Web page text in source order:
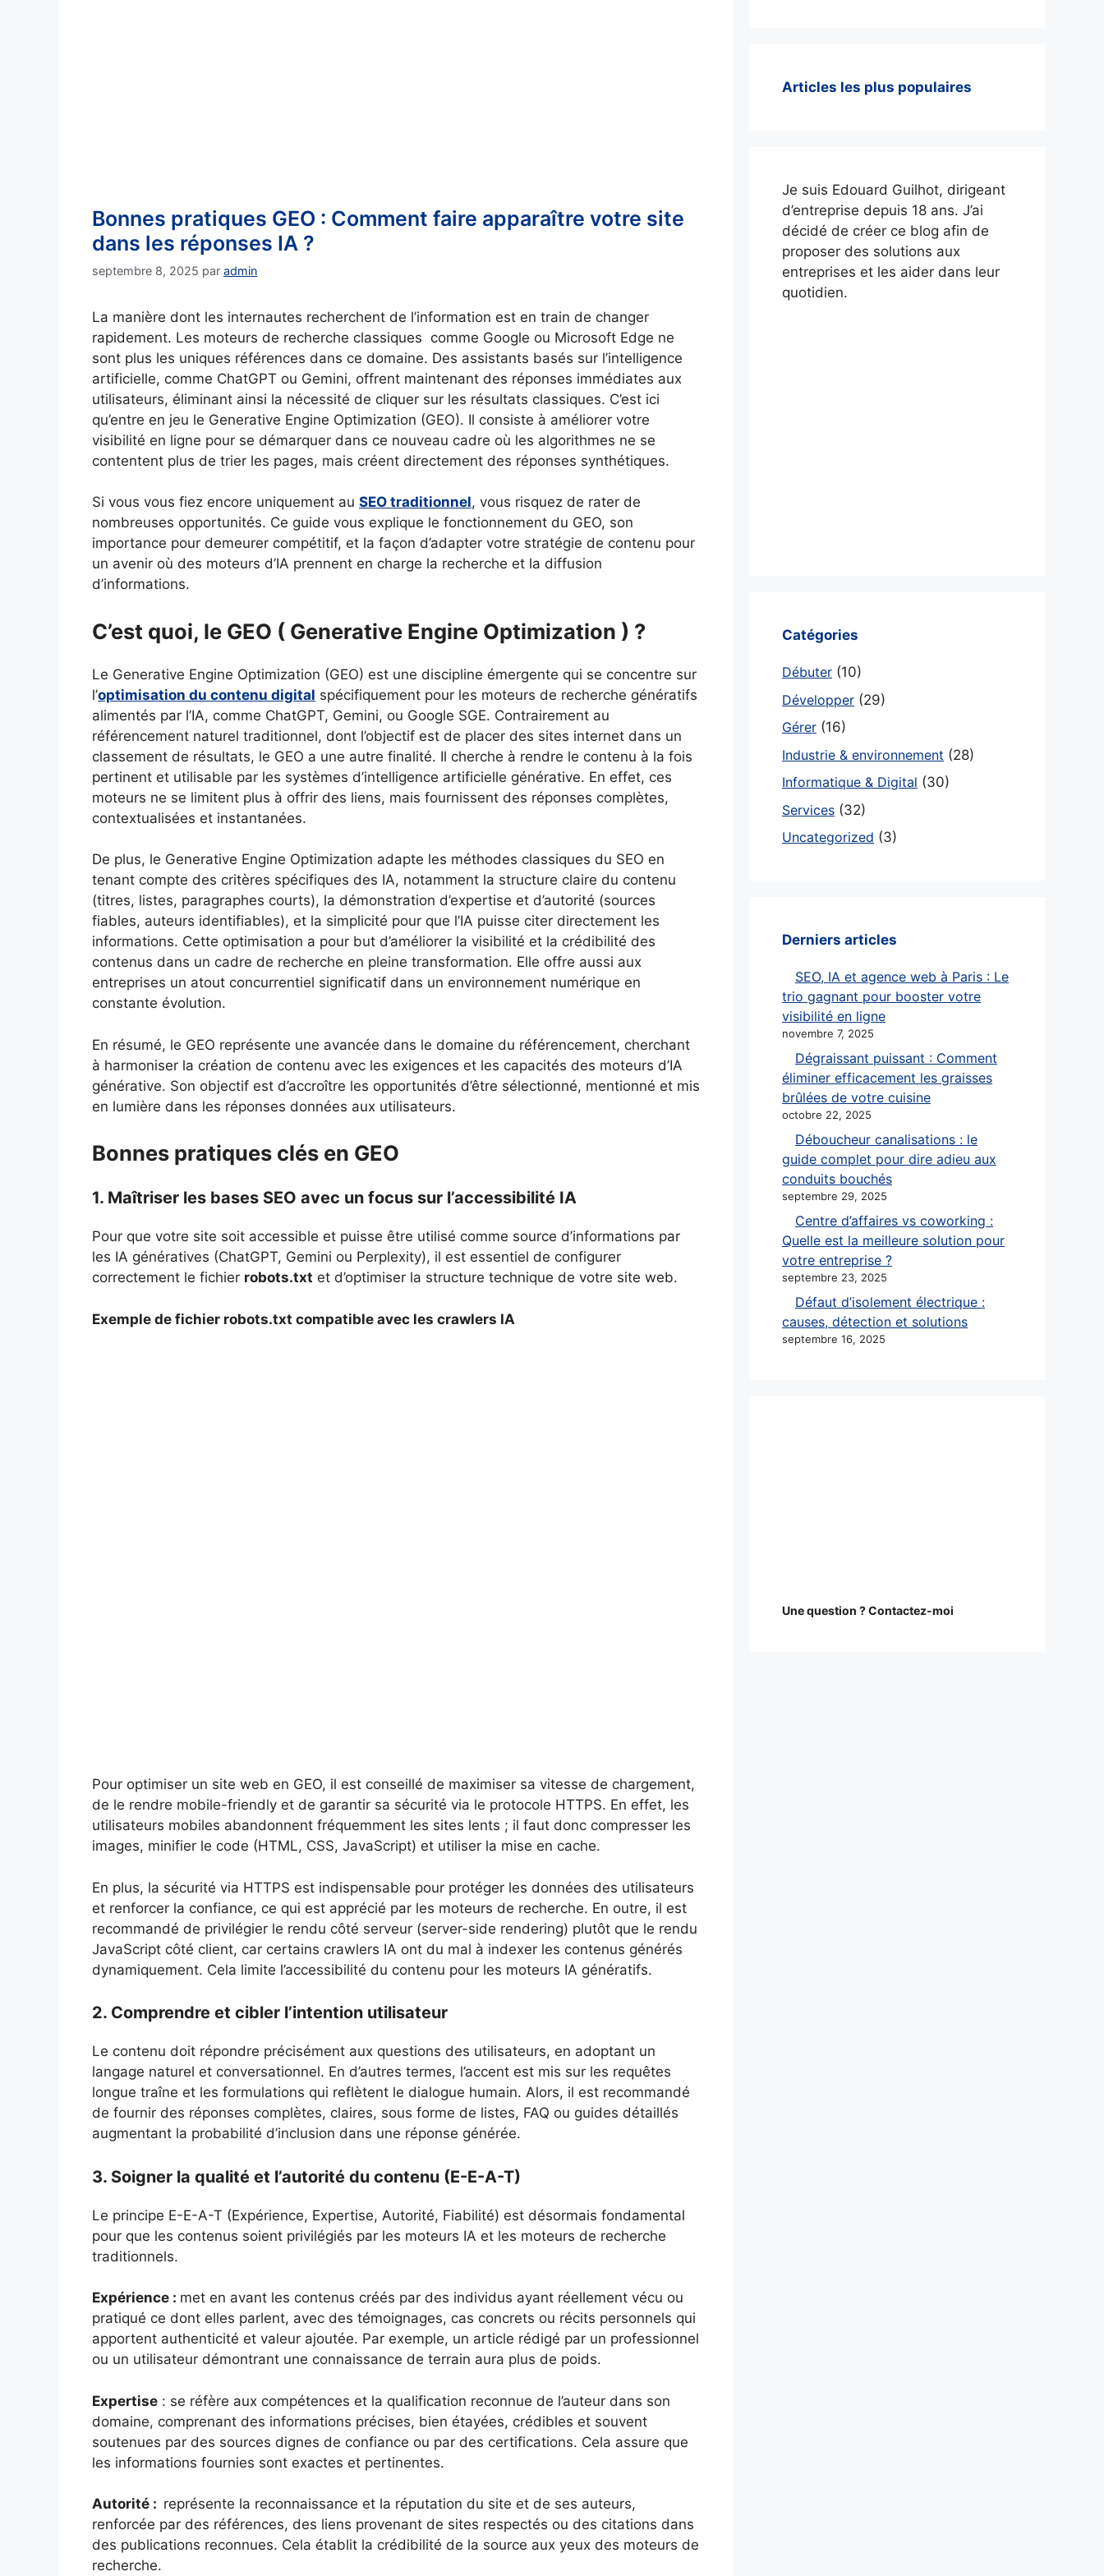
Bonnes pratiques GEO : Comment faire apparaître votre site
dans les réponses IA ?
septembre 8, 2025 par admin
La manière dont les internautes recherchent de l’information est en train de changer
rapidement. Les moteurs de recherche classiques comme Google ou Microsoft Edge ne
sont plus les uniques références dans ce domaine. Des assistants basés sur l’intelligence
artificielle, comme ChatGPT ou Gemini, offrent maintenant des réponses immédiates aux
utilisateurs, éliminant ainsi la nécessité de cliquer sur les résultats classiques. C’est ici
qu’entre en jeu le Generative Engine Optimization (GEO). Il consiste à améliorer votre
visibilité en ligne pour se démarquer dans ce nouveau cadre où les algorithmes ne se
contentent plus de trier les pages, mais créent directement des réponses synthétiques.
Si vous vous fiez encore uniquement au SEO traditionnel, vous risquez de rater de
nombreuses opportunités. Ce guide vous explique le fonctionnement du GEO, son
importance pour demeurer compétitif, et la façon d’adapter votre stratégie de contenu pour
un avenir où des moteurs d’IA prennent en charge la recherche et la diffusion
d’informations.
C’est quoi, le GEO ( Generative Engine Optimization ) ?
Le Generative Engine Optimization (GEO) est une discipline émergente qui se concentre sur
l’optimisation du contenu digital spécifiquement pour les moteurs de recherche génératifs
alimentés par l’IA, comme ChatGPT, Gemini, ou Google SGE. Contrairement au
référencement naturel traditionnel, dont l’objectif est de placer des sites internet dans un
classement de résultats, le GEO a une autre finalité. Il cherche à rendre le contenu à la fois
pertinent et utilisable par les systèmes d’intelligence artificielle générative. En effet, ces
moteurs ne se limitent plus à offrir des liens, mais fournissent des réponses complètes,
contextualisées et instantanées.
De plus, le Generative Engine Optimization adapte les méthodes classiques du SEO en
tenant compte des critères spécifiques des IA, notamment la structure claire du contenu
(titres, listes, paragraphes courts), la démonstration d’expertise et d’autorité (sources
fiables, auteurs identifiables), et la simplicité pour que l’IA puisse citer directement les
informations. Cette optimisation a pour but d’améliorer la visibilité et la crédibilité des
contenus dans un cadre de recherche en pleine transformation. Elle offre aussi aux
entreprises un atout concurrentiel significatif dans un environnement numérique en
constante évolution.
En résumé, le GEO représente une avancée dans le domaine du référencement, cherchant
à harmoniser la création de contenu avec les exigences et les capacités des moteurs d’IA
générative. Son objectif est d’accroître les opportunités d’être sélectionné, mentionné et mis
en lumière dans les réponses données aux utilisateurs.
Bonnes pratiques clés en GEO
1. Maîtriser les bases SEO avec un focus sur l’accessibilité IA
Pour que votre site soit accessible et puisse être utilisé comme source d’informations par
les IA génératives (ChatGPT, Gemini ou Perplexity), il est essentiel de configurer
correctement le fichier robots.txt et d’optimiser la structure technique de votre site web.
Exemple de fichier robots.txt compatible avec les crawlers IA
Pour optimiser un site web en GEO, il est conseillé de maximiser sa vitesse de chargement,
de le rendre mobile-friendly et de garantir sa sécurité via le protocole HTTPS. En effet, les
utilisateurs mobiles abandonnent fréquemment les sites lents ; il faut donc compresser les
images, minifier le code (HTML, CSS, JavaScript) et utiliser la mise en cache.
En plus, la sécurité via HTTPS est indispensable pour protéger les données des utilisateurs
et renforcer la confiance, ce qui est apprécié par les moteurs de recherche. En outre, il est
recommandé de privilégier le rendu côté serveur (server-side rendering) plutôt que le rendu
JavaScript côté client, car certains crawlers IA ont du mal à indexer les contenus générés
dynamiquement. Cela limite l’accessibilité du contenu pour les moteurs IA génératifs.
2. Comprendre et cibler l’intention utilisateur
Le contenu doit répondre précisément aux questions des utilisateurs, en adoptant un
langage naturel et conversationnel. En d’autres termes, l’accent est mis sur les requêtes
longue traîne et les formulations qui reflètent le dialogue humain. Alors, il est recommandé
de fournir des réponses complètes, claires, sous forme de listes, FAQ ou guides détaillés
augmentant la probabilité d’inclusion dans une réponse générée.
3. Soigner la qualité et l’autorité du contenu (E-E-A-T)
Le principe E-E-A-T (Expérience, Expertise, Autorité, Fiabilité) est désormais fondamental
pour que les contenus soient privilégiés par les moteurs IA et les moteurs de recherche
traditionnels.
Expérience : met en avant les contenus créés par des individus ayant réellement vécu ou
pratiqué ce dont elles parlent, avec des témoignages, cas concrets ou récits personnels qui
apportent authenticité et valeur ajoutée. Par exemple, un article rédigé par un professionnel
ou un utilisateur démontrant une connaissance de terrain aura plus de poids.
Expertise : se réfère aux compétences et la qualification reconnue de l’auteur dans son
domaine, comprenant des informations précises, bien étayées, crédibles et souvent
soutenues par des sources dignes de confiance ou par des certifications. Cela assure que
les informations fournies sont exactes et pertinentes.
Autorité : représente la reconnaissance et la réputation du site et de ses auteurs,
renforcée par des références, des liens provenant de sites respectés ou des citations dans
des publications reconnues. Cela établit la crédibilité de la source aux yeux des moteurs de
recherche.
Articles les plus populaires
Je suis Edouard Guilhot, dirigeant
d’entreprise depuis 18 ans. J’ai
décidé de créer ce blog afin de
proposer des solutions aux
entreprises et les aider dans leur
quotidien.
Catégories
Débuter (10)
Développer (29)
Gérer (16)
Industrie & environnement (28)
Informatique & Digital (30)
Services (32)
Uncategorized (3)
Derniers articles
SEO, IA et agence web à Paris : Le
trio gagnant pour booster votre
visibilité en ligne
novembre 7, 2025
Dégraissant puissant : Comment
éliminer efficacement les graisses
brûlées de votre cuisine
octobre 22, 2025
Déboucheur canalisations : le
guide complet pour dire adieu aux
conduits bouchés
septembre 29, 2025
Centre d’affaires vs coworking :
Quelle est la meilleure solution pour
votre entreprise ?
septembre 23, 2025
Défaut d’isolement électrique :
causes, détection et solutions
septembre 16, 2025
Une question ? Contactez-moi